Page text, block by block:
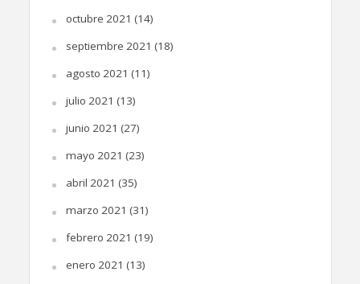
octubre 2021 (14)
septiembre 2021 (18)
agosto 2021 (11)
julio 2021 (13)
junio 2021 (27)
mayo 2021 (23)
abril 2021 (35)
marzo 2021 (31)
febrero 2021 (19)
enero 2021 (13)